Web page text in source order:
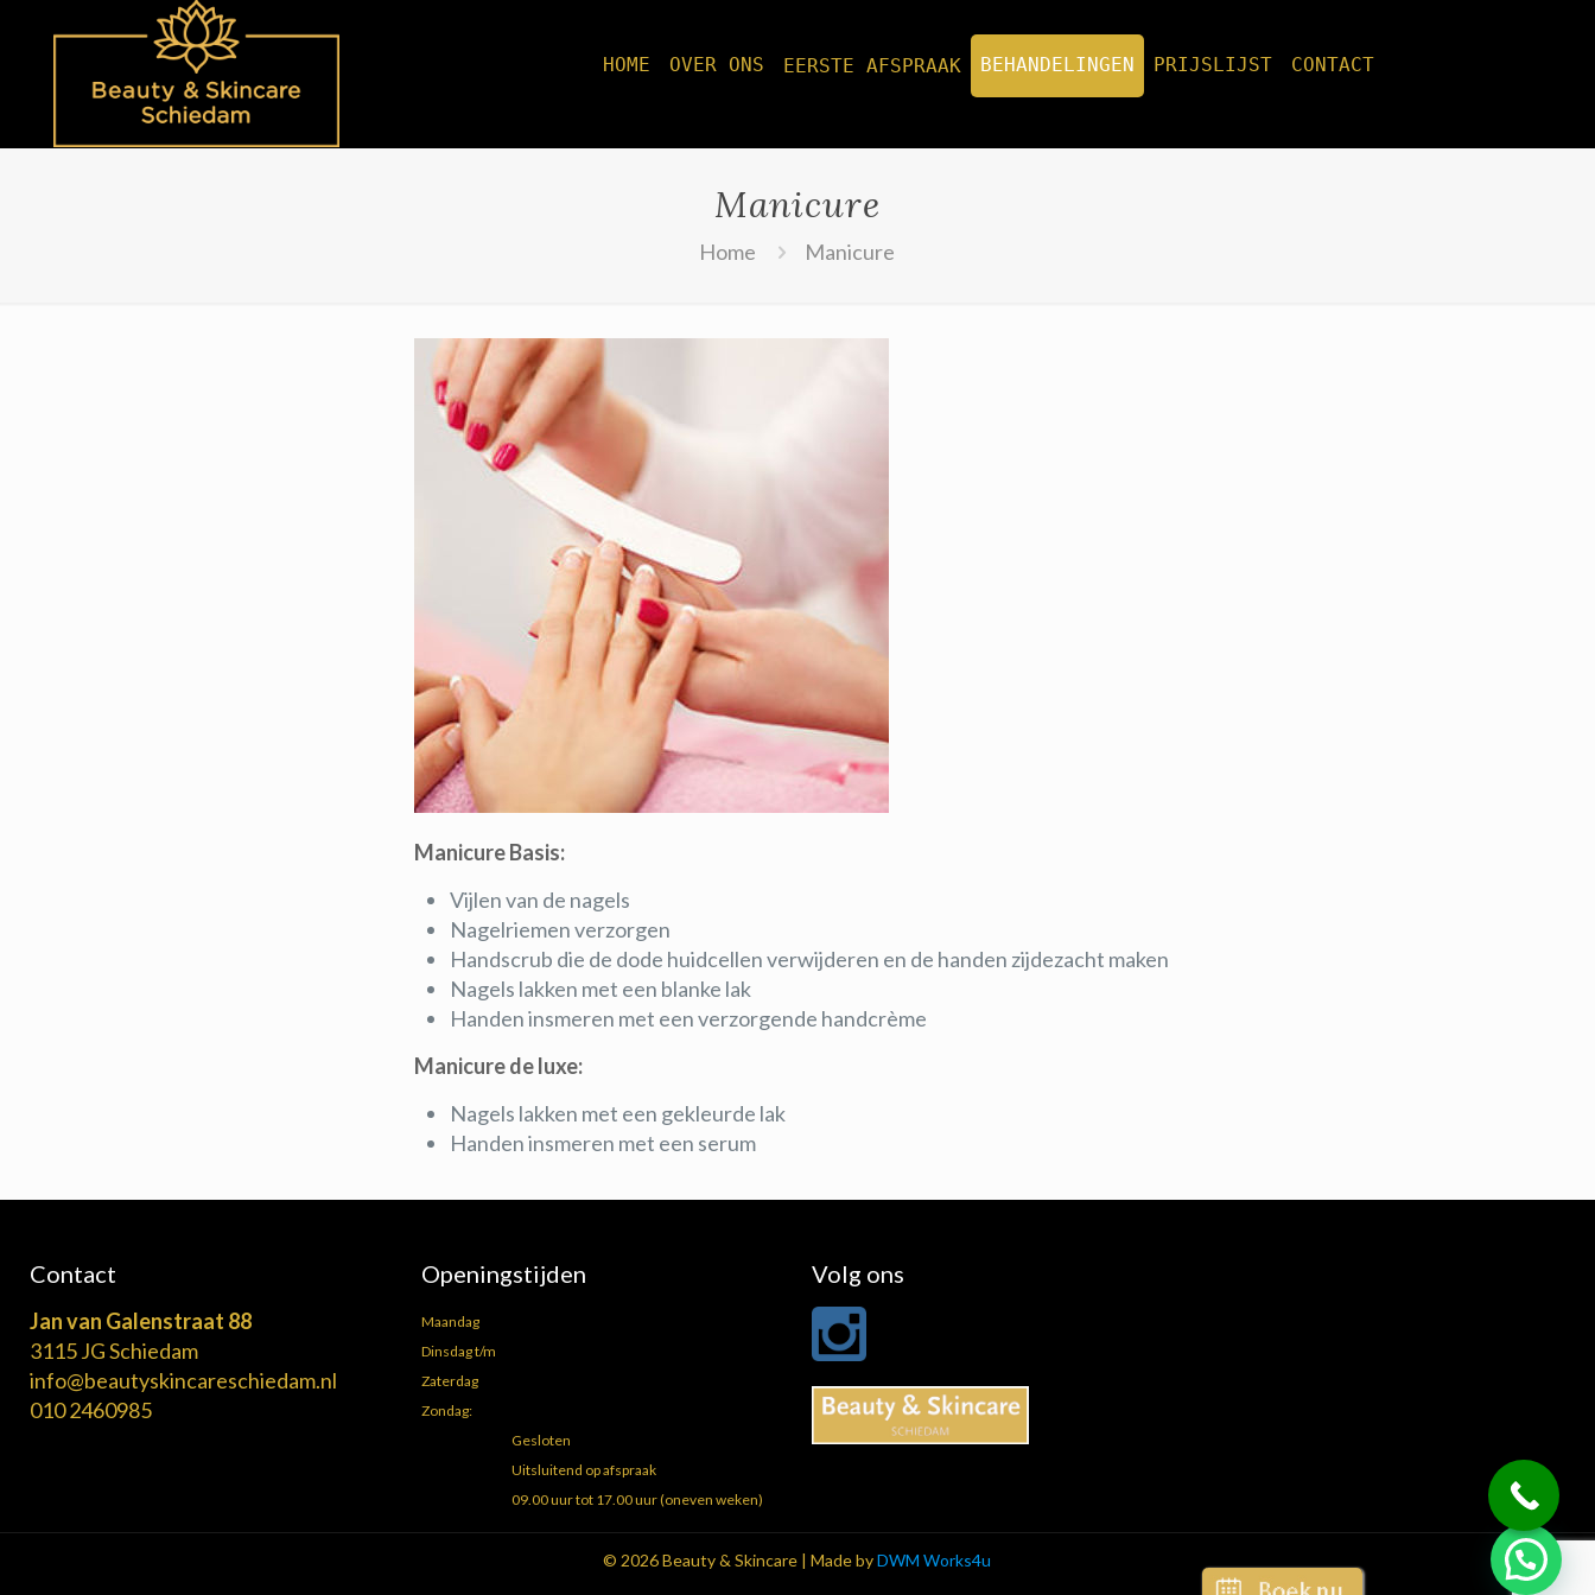
HOME OVER ONS EERSTE AFSPRAAK BEHANDELINGEN PRIJSLIJST CONTACT
Manicure
Home Manicure
Manicure Basis:
Vijlen van de nagels
Nagelriemen verzorgen
Handscrub die de dode huidcellen verwijderen en de handen zijdezacht maken
Nagels lakken met een blanke lak
Handen insmeren met een verzorgende handcrème
Manicure de luxe:
Nagels lakken met een gekleurde lak
Handen insmeren met een serum
Contact
Jan van Galenstraat 88
3115 JG Schiedam
info@beautyskincareschiedam.nl
010 2460985
Openingstijden
Maandag
Dinsdag t/m
Zaterdag
Zondag:
Gesloten
Uitsluitend op afspraak
09.00 uur tot 17.00 uur (oneven weken)
Volg ons
© 2026 Beauty & Skincare | Made byDWM Works4u